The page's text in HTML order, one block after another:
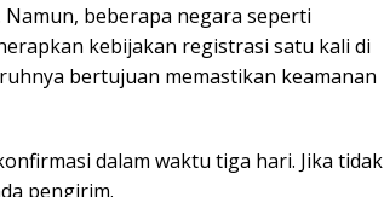
beberapa negara seperti
kebijakan registrasi satu kali di
bertujuan memastikan keamanan
dalam waktu tiga hari. Jika tidak
pengirim.